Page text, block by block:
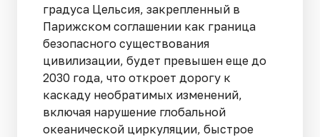
градуса Цельсия, закрепленный в
Парижском соглашении как граница
безопасного существования
цивилизации, будет превышен еще до
2030 года, что откроет дорогу к
каскаду необратимых изменений,
включая нарушение глобальной
океанической циркуляции, быстрое